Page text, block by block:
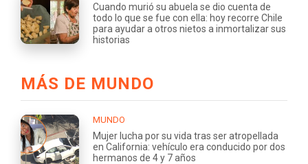
Cuando murió su abuela se dio cuenta de
todo lo que se fue con ella: hoy recorre Chile
para ayudar a otros nietos a inmortalizar sus
historias
MÁS DE MUNDO
MUNDO
Mujer lucha por su vida tras ser atropellada
en California: vehículo era conducido por dos
hermanos de 4 y 7 años